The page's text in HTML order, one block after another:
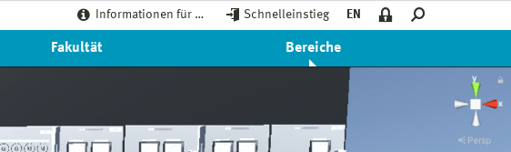
Informationen für … Schnelleinstieg EN
Fakultät Bereiche